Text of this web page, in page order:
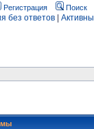
Регистрация Поиск
без ответов